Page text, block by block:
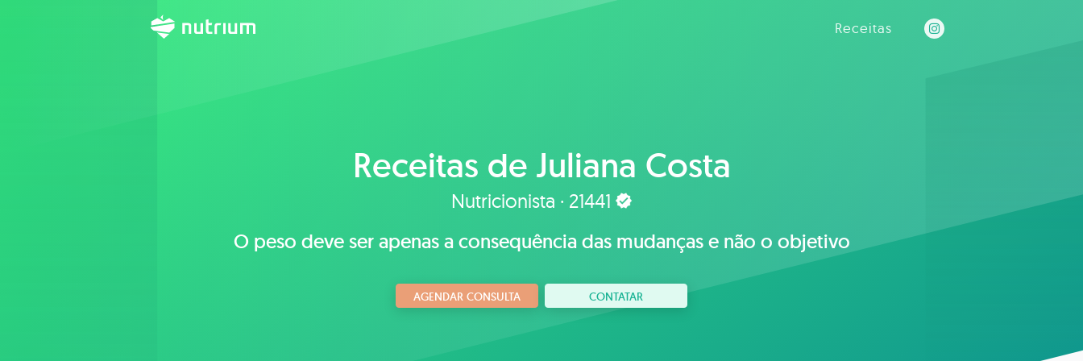
Receitas
Receitas de Juliana Costa
Nutricionista · 21441
O peso deve ser apenas a consequência das mudanças e não o objetivo
AGENDAR CONSULTA CONTATAR